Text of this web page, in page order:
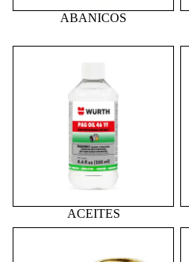
ABANICOS
ACEITES